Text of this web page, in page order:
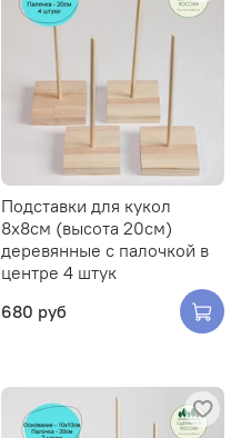
Подставки для кукол
8х8см (высота 20см)
деревянные с палочкой в
центре 4 штук
680 руб